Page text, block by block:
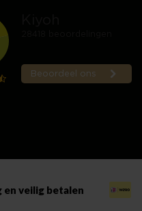
en veilig betalen